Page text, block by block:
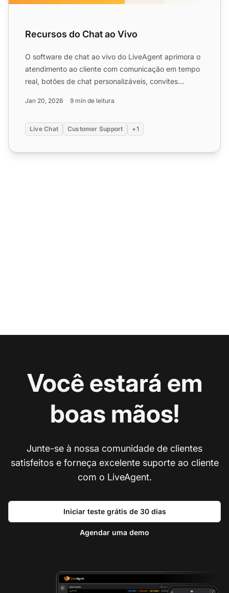
Recursos do Chat ao Vivo
O software de chat ao vivo do LiveAgent aprimora o
atendimento ao cliente com comunicação em tempo
real, botões de chat personalizáveis, convites
Jan 20, 2026 9 min de leitura
Live Chat Customer Support +1
Você estará em
boas mãos!
Junte-se à nossa comunidade de clientes
satisfeitos e forneça excelente suporte ao cliente
com o LiveAgent.
Iniciar teste grátis de 30 dias
Agendar uma demo